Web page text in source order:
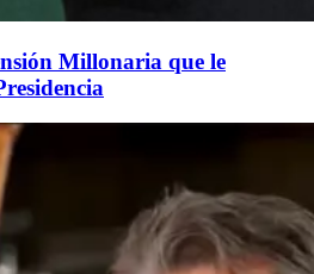
Millonaria que le